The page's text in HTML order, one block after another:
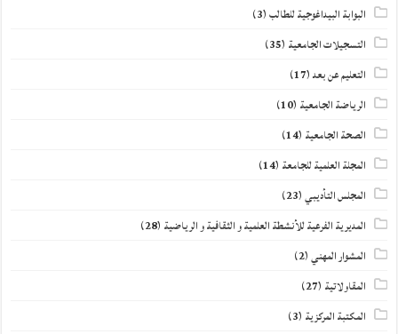
البوابة البيداغوجية للطالب(3)
التسجيلات الجامعية (35)
التعليم عن بعد(17)
الرياضة الجامعية (10)
الصحة الجامعية (14)
المجلة العلمية للجامعة (14)
المجلس التأديبي(23)
المديرية الفرعية للأنشطة العلمية و الثقافية و الرياضية (28)
المشوار المهني(2)
المقاولاتية (27)
المكتبة المركزية (3)